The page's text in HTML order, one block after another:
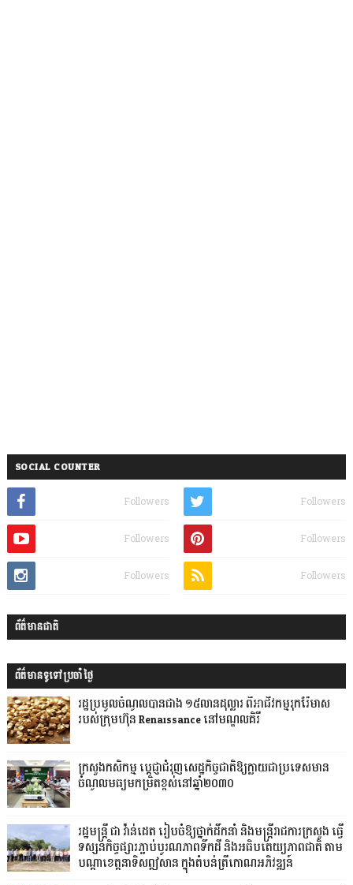
SOCIAL COUNTER
Followers
Followers
Followers Followers
Followers Followers
ព័ត៌មានជាតិ
ព័ត៌មានទូទៅប្រចាំថ្ងៃ
រដ្ឋប្រមូលចំណូលបានជាង ១៥លានដុល្លារ ពីអាជីវកម្មរុករ៉ែមាស
របស់ក្រុមហ៊ុន Renaissance នៅមណ្ឌលគិរី
ក្រសួងកសិកម្ម ប្តេជ្ញាជំរុញសេដ្ឋកិច្ចជាតិឱ្យក្លាយជាប្រទេសមាន
ចំណូលមធ្យមកម្រិតខ្ពស់​នៅឆ្នាំ២០៣០
រដ្ឋមន្ត្រី ជា វ៉ាន់ដេត រៀបចំឱ្យថ្នាក់ដឹកនាំ និងមន្ត្រីរាជការក្រសួង ធ្វើ
ទស្សនកិច្ចផ្សារភ្ជាប់បូរណភាពទឹកដី និងអធិបតេយ្យភាពជាតិ តាម
បណ្តាខេត្តនាទិសឦសាន ក្នុងតំបន់ត្រីកោណអភិវឌ្ឍន៍